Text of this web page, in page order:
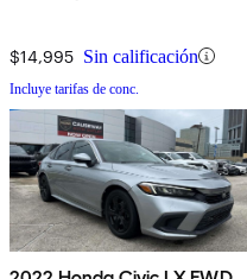
$14,995 Sin calificación
Incluye tarifas de conc.